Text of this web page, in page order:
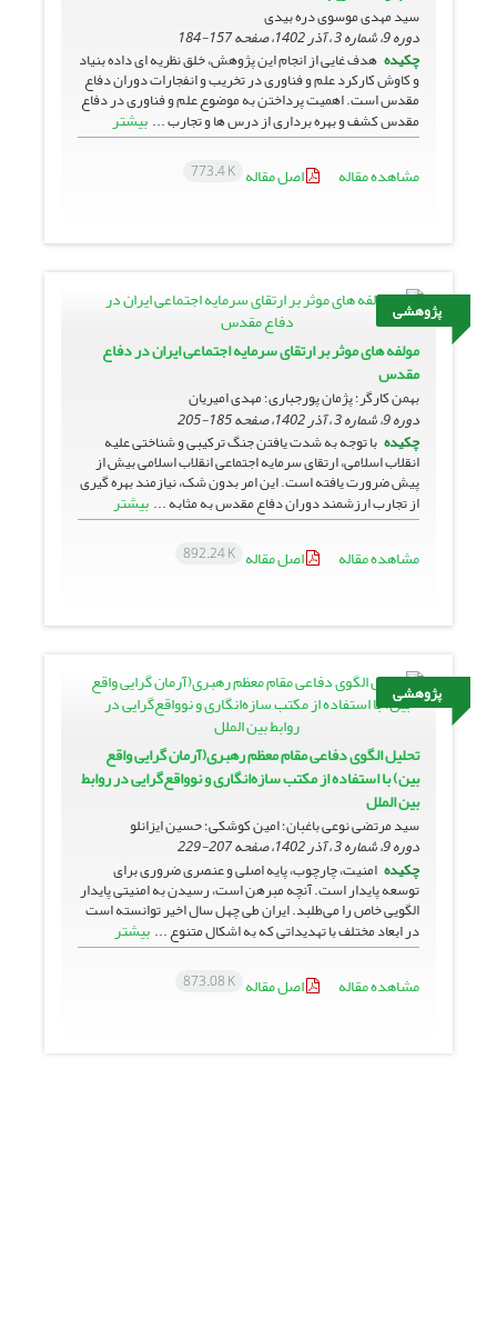
سید مهدی موسوی دره بیدی
دوره 9، شماره 3 ، آذر 1402، صفحه
157-184
چکیده هدف غایی از انجام این پژوهش، خلق نظریه ای داده بنیاد
و کاوش کارکرد علم و فناوری در تخریب و انفجارات دوران دفاع
مقدس است. اهمیت پرداختن به موضوع علم و فناوری در دفاع
‌مقدس کشف و بهره برداری از درس ها و تجارب ... بیشتر
مشاهده مقاله
اصل مقاله 773.4 K
پژوهشی
مولفه های موثر بر ارتقای سرمایه اجتماعی ایران در دفاع
مقدس
بهمن کارگر؛ پژمان پورجباری؛ مهدی امیریان
دوره 9، شماره 3 ، آذر 1402، صفحه
185-205
چکیده با توجه به شدت یافتن جنگ ترکیبی و شناختی علیه
انقلاب اسلامی، ارتقای سرمایه اجتماعی انقلاب اسلامی بیش از
پیش ضرورت یافته است. این امر بدون شک، نیازمند بهره گیری
از تجارب ارزشمند دوران دفاع مقدس به مثابه ... بیشتر
مشاهده مقاله
اصل مقاله 892.24 K
پژوهشی
تحلیل الگوی دفاعی مقام معظم رهبری(آرمان گرایی واقع
بین) با استفاده از مکتب سازه‌انگاری و نوواقع‌گرایی در روابط
بین الملل
سید مرتضی نوعی باغبان؛ امین کوشکی؛ حسین ایزانلو
دوره 9، شماره 3 ، آذر 1402، صفحه
207-229
چکیده امنیت، چارچوب، پایه اصلی و عنصری ضروری برای
توسعه پایدار است. آنچه مبرهن است، رسیدن به امنیتی پایدار
الگویی خاص را می‌طلبد. ایران طی چهل سال اخیر توانسته است
در ابعاد مختلف با تهدیداتی که به اشکال متنوع ... بیشتر
مشاهده مقاله
اصل مقاله 873.08 K